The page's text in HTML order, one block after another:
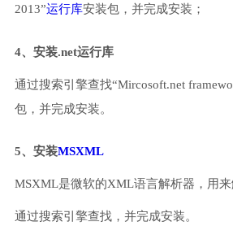
2013”运行库安装包，并完成安装；
4、安装.net运行库
通过搜索引擎查找“Mircosoft.net
包，并完成安装。
5、安装MSXML
MSXML是微软的XML语言解析器，用来
通过搜索引擎查找，并完成安装。